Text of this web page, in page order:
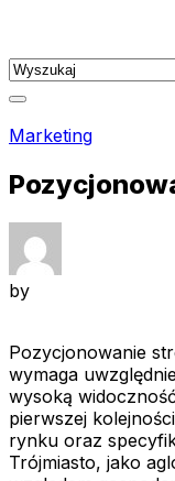
content
Marketing
by
Pozycjonowanie
wymaga
wysoką
pierwszej
rynku oraz
Trójmiasto, jako